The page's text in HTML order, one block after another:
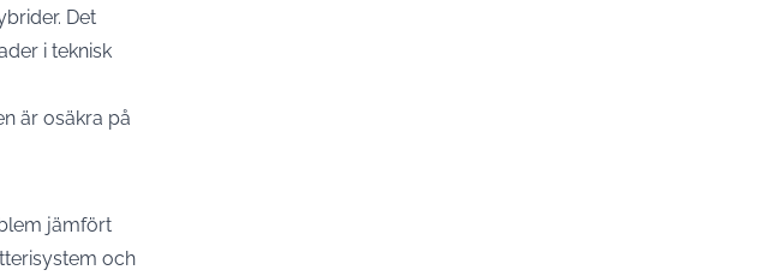
Det
i teknisk
är osäkra på
jämfört
och